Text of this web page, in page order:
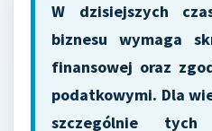
W dzisiejszych
biznesu wymaga
finansowej oraz
podatkowymi. Dla
szczególnie